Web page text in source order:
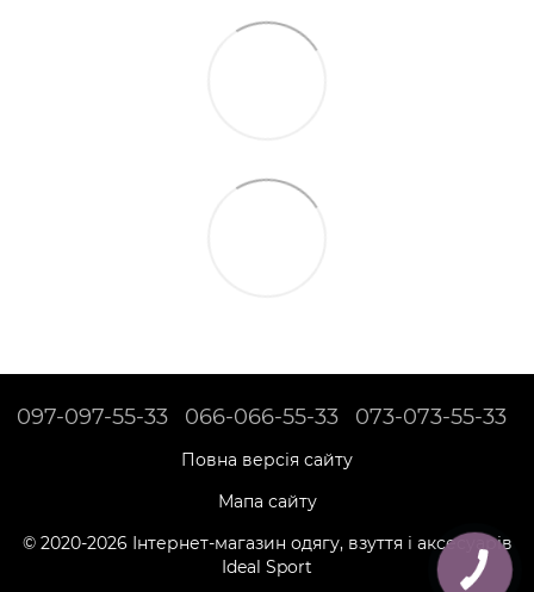
097-097-55-33 066-066-55-33 073-073-55-33
Повна версія сайту
Мапа сайту
© 2020-2026 Інтернет-магазин одягу, взуття і аксесуарів
Ideal Sport